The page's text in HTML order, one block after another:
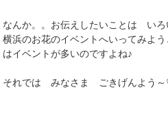
なんか。。お伝えしたいことは い
横浜のお花のイベントへいってみ
はイベントが多いのですよね♪
それでは みなさま ごきげんよう